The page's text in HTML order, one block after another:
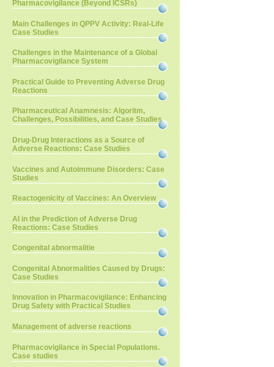
Pharmacovigilance (Beyond ICSRs)
Main Challenges in QPPV Activity: Real-Life
Case Studies
Challenges in the Maintenance of a Global
Pharmacovigilance System
Practical Guide to Preventing Adverse Drug
Reactions
Pharmaceutical Anamnesis: Algoritm,
Challenges, Possibilities, and Case Studies
Drug-Drug Interactions as a Source of
Adverse Reactions: Case Studies
Vaccines and Autoimmune Disorders: Case
Studies
Reactogenicity of Vaccines: An Overview
AI in the Prediction of Adverse Drug
Reactions: Case Studies
Congenital abnormalitie
Congenital Abnormalities Caused by Drugs:
Case Studies
Innovation in Pharmacovigilance: Enhancing
Drug Safety with Practical Studies
Management of adverse reactions
Pharmacovigilance in Special Populations.
Case studies